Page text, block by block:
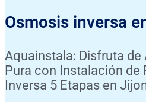
Osmosis inversa
Aquainstala: Disfruta de
Pura con Instalación de
Inversa 5 Etapas en